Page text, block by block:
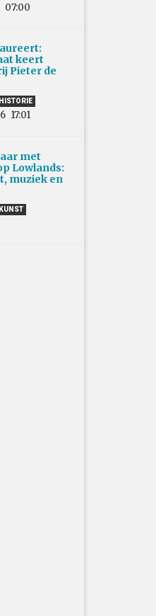
07:00
keert
Pieter de
HISTORIE
17:01
met
Lowlands:
muziek en
KUNST